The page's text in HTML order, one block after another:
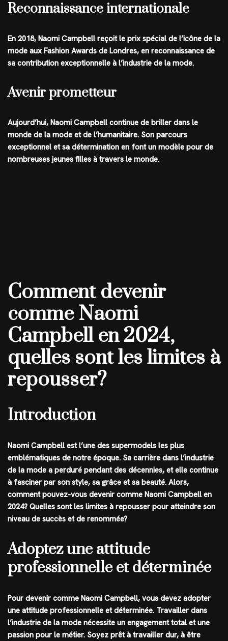
Reconnaissance internationale
En 2018, Naomi Campbell reçoit le prix spécial de l’icône de la
mode aux Fashion Awards de Londres, en reconnaissance de
sa contribution exceptionnelle à l’industrie de la mode.
Avenir prometteur
Aujourd’hui, Naomi Campbell continue de briller dans le
monde de la mode et de l’humanitaire. Son parcours
exceptionnel et sa détermination en font un modèle pour de
nombreuses jeunes filles à travers le monde.
Comment devenir
comme Naomi
Campbell en 2024,
quelles sont les limites à
repousser?
Introduction
Naomi Campbell est l’une des supermodels les plus
emblématiques de notre époque. Sa carrière dans l’industrie
de la mode a perduré pendant des décennies, et elle continue
à fasciner par son style, sa grâce et sa beauté. Alors,
comment pouvez-vous devenir comme Naomi Campbell en
2024? Quelles sont les limites à repousser pour atteindre son
niveau de succès et de renommée?
Adoptez une attitude
professionnelle et déterminée
Pour devenir comme Naomi Campbell, vous devez adopter
une attitude professionnelle et déterminée. Travailler dans
l’industrie de la mode nécessite un engagement total et une
passion pour le métier. Soyez prêt à travailler dur, à être